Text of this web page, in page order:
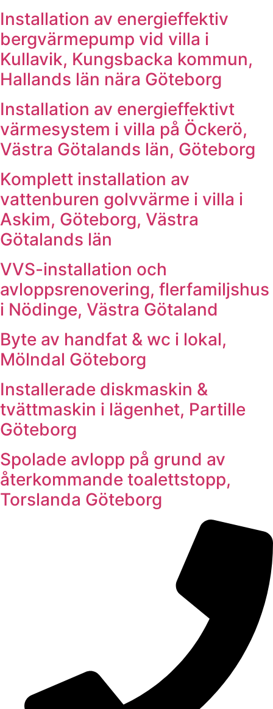
Installation av energieffektiv
bergvärmepump vid villa i
Kullavik, Kungsbacka kommun,
Hallands län nära Göteborg
Installation av energieffektivt
värmesystem i villa på Öckerö,
Västra Götalands län, Göteborg
Komplett installation av
vattenburen golvvärme i villa i
Askim, Göteborg, Västra
Götalands län
VVS-installation och
avloppsrenovering, flerfamiljshus
i Nödinge, Västra Götaland
Byte av handfat & wc i lokal,
Mölndal Göteborg
Installerade diskmaskin &
tvättmaskin i lägenhet, Partille
Göteborg
Spolade avlopp på grund av
återkommande toalettstopp,
Torslanda Göteborg